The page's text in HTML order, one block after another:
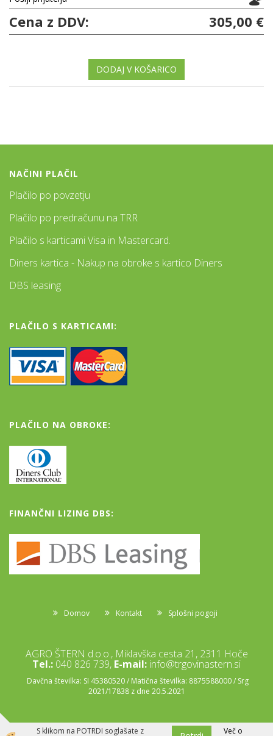
Cena z DDV: 305,00 €
DODAJ V KOŠARICO
NAČINI PLAČIL
Plačilo po povzetju
Plačilo po predračunu na TRR
Plačilo s karticami Visa in Mastercard.
Diners kartica - Nakup na obroke s kartico Diners
DBS leasing
PLAČILO S KARTICAMI:
PLAČILO NA OBROKE:
FINANČNI LIZING DBS:
Domov Kontakt Splošni pogoji
AGRO ŠTERN d.o.o., Miklavška cesta 21, 2311 Hoče
Tel.: 040 826 739, E-mail: info@trgovinastern.si
Davčna številka: SI 45380520 / Matična številka: 8875588000 / Srg
2021/17838 z dne 20.5.2021
S klikom na POTRDI soglašate z Več o